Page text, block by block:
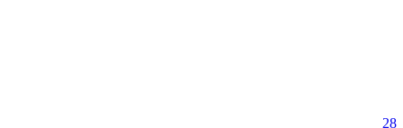
28